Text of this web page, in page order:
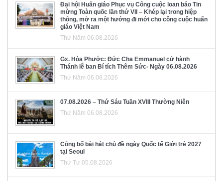
Đại hội Huấn giáo Phục vụ Công cuộc loan báo Tin
mừng Toàn quốc lần thứ VII – Khép lại trong hiệp
thông, mở ra một hướng đi mới cho công cuộc huấn
giáo Việt Nam
Thứ Năm 06.08.2026
Gx. Hòa Phước: Đức Cha Emmanuel cử hành
Thánh lễ ban Bí tích Thêm Sức- Ngày 06.08.2026
Thứ Năm 06.08.2026
07.08.2026 – Thứ Sáu Tuần XVIII Thường Niên
Thứ Năm 06.08.2026
Công bố bài hát chủ đề ngày Quốc tế Giới trẻ 2027
tại Seoul
Thứ Tư 05.08.2026